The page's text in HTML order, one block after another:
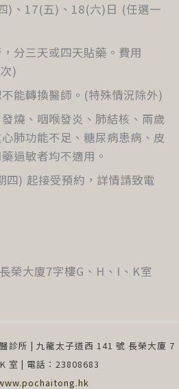
)、17(五)、18(六)日 (任選一
分三天或四天貼藥。費用
)
能轉換醫師。(特殊情況除外)
燒、咽喉發炎、肺結核、兩歲
肺功能不足、糖尿病患病、皮
過敏者均不適用。
) 起接受預約，詳情請致電
榮大廈7字樓G、H、I、K室
所 | 九龍太子道西 141 號 長榮大廈 7
室 | 電話：23808683